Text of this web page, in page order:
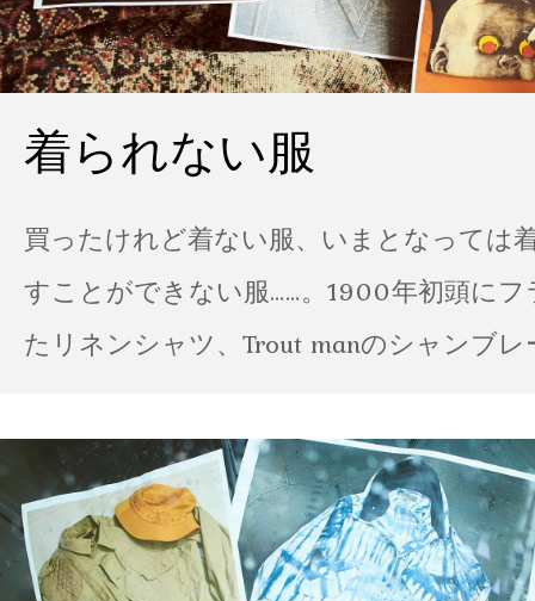
着られない服
買ったけれど着ない服、いまとなっては
すことができない服……。1900年初頭に
たリネンシャツ、Trout manのシャンブ